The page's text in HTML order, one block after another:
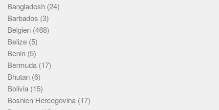
Bangladesh (24)
Barbados (3)
Belgien (468)
Belize (5)
Benin (5)
Bermuda (17)
Bhutan (6)
Bolivia (15)
Bosnien Hercegovina (17)